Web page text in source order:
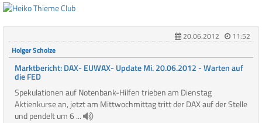
20.06.2012
11:52
Holger Scholze
Marktbericht: DAX- EUWAX- Update Mi. 20.06.2012 - Warten auf
die FED
Spekulationen auf Notenbank-Hilfen trieben am Dienstag
Aktienkurse an, jetzt am Mittwochmittag tritt der DAX auf der Stelle
und pendelt um 6 ...